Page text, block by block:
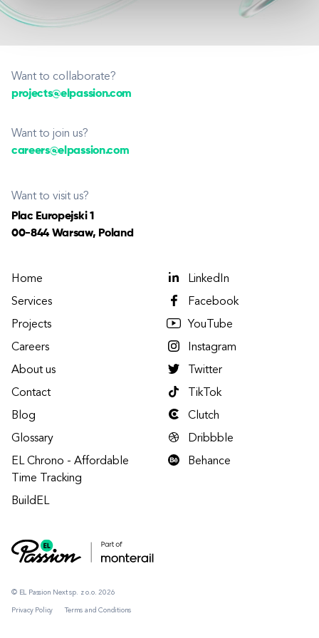
Want to collaborate?
projects@elpassion.com
Want to join us?
careers@elpassion.com
Want to visit us?
Plac Europejski 1
00-844 Warsaw, Poland
© EL Passion Next sp. z o.o. 2026
Privacy Policy Terms and Conditions
Home
Services
Projects
Careers
About us
Contact
Blog
Glossary
EL Chrono - Affordable
Time Tracking
BuildEL
LinkedIn
Facebook
YouTube
Instagram
Twitter
TikTok
Clutch
Dribbble
Behance